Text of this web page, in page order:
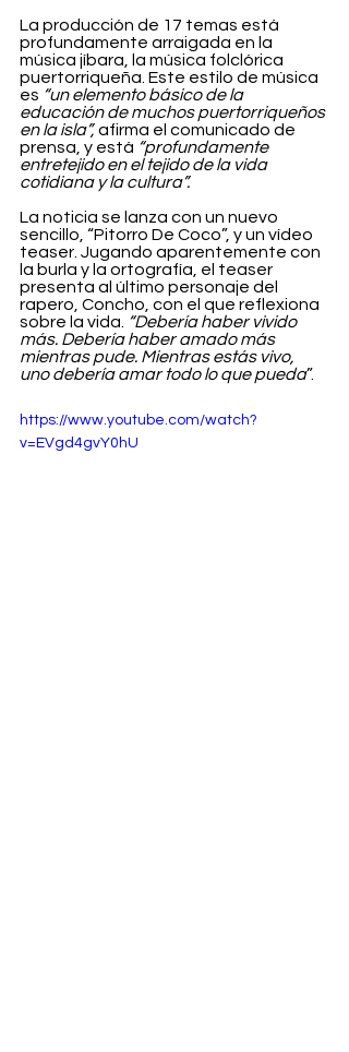
La producción de 17 temas está
profundamente arraigada en la
música jíbara, la música folclórica
puertorriqueña. Este estilo de música
es “un elemento básico de la
educación de muchos puertorriqueños
en la isla”, afirma el comunicado de
prensa, y está “profundamente
entretejido en el tejido de la vida
cotidiana y la cultura”.
La noticia se lanza con un nuevo
sencillo, “Pitorro De Coco”, y un vídeo
teaser. Jugando aparentemente con
la burla y la ortografía, el teaser
presenta al último personaje del
rapero, Concho, con el que reflexiona
sobre la vida. “Debería haber vivido
más. Debería haber amado más
mientras pude. Mientras estás vivo,
uno debería amar todo lo que pueda”.
https://www.youtube.com/watch?
v=EVgd4gvY0hU